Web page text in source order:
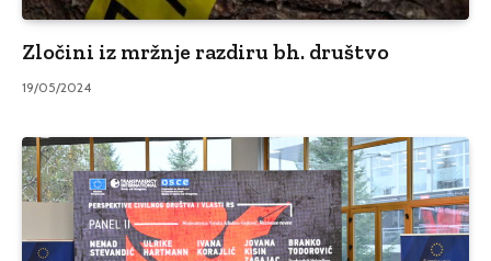
Zločini iz mržnje razdiru bh. društvo
19/05/2024